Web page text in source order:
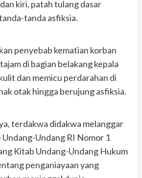
kiri, patah tulang dasar
tanda asfiksia.
penyebab kematian korban
di bagian belakang kepala
dan memicu perdarahan di
otak hingga berujung asfiksia.
terdakwa didakwa melanggar
Undang-Undang RI Nomor 1
Kitab Undang-Undang Hukum
penganiayaan yang